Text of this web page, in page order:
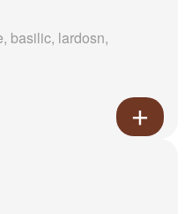
basilic, lardosn,